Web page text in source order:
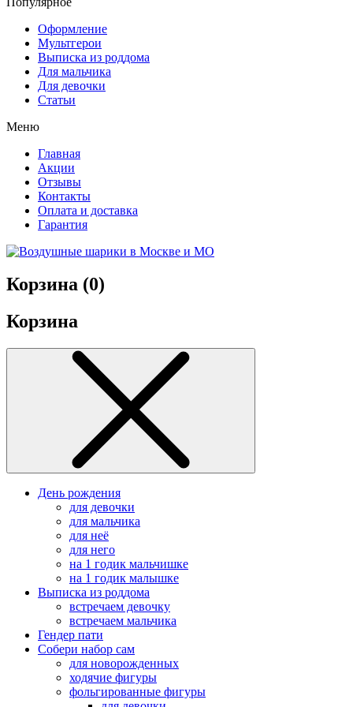
Оформление
Мультгерои
Выписка из роддома
Для мальчика
Для девочки
Статьи
Меню
Главная
Акции
Отзывы
Контакты
Оплата и доставка
Гарантия
Корзина (0)
Корзина
День рождения
для девочки
для мальчика
для неё
для него
на 1 годик мальчишке
на 1 годик малышке
Выписка из роддома
встречаем девочку
встречаем мальчика
Гендер пати
Собери набор сам
для новорожденных
ходячие фигуры
фольгированные фигуры